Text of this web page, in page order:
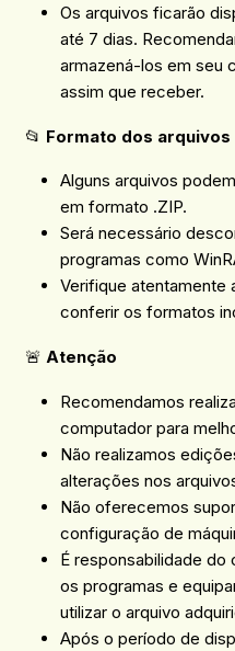
Os arquivos ficarão
até 7 dias.
armazená-los em seu
assim que receber.
📂 Formato dos arquivos
Alguns arquivos
em formato .ZIP.
Será necessário
programas como
Verifique atentamente
conferir os formatos
🚨 Atenção
Recomendamos
computador para
Não realizamos
alterações nos
Não oferecemos
configuração de
É responsabilidade
os programas e
utilizar o arquivo
Após o período de